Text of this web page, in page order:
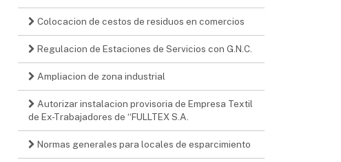
Colocacion de cestos de residuos en comercios
Regulacion de Estaciones de Servicios con G.N.C.
Ampliacion de zona industrial
Autorizar instalacion provisoria de Empresa Textil
de Ex-Trabajadores de “FULLTEX S.A.
Normas generales para locales de esparcimiento